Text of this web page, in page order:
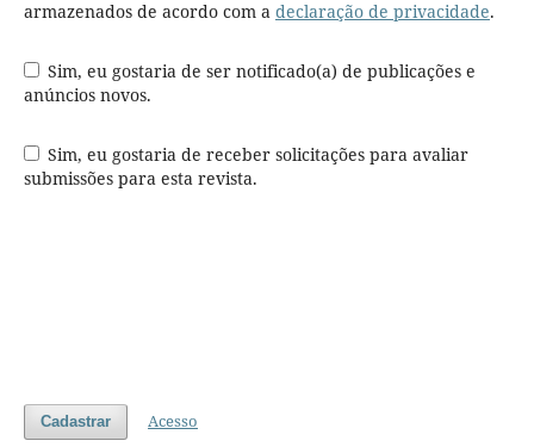
armazenados de acordo com a declaração de privacidade.
Sim, eu gostaria de ser notificado(a) de publicações e
anúncios novos.
Sim, eu gostaria de receber solicitações para avaliar
submissões para esta revista.
Cadastrar Acesso